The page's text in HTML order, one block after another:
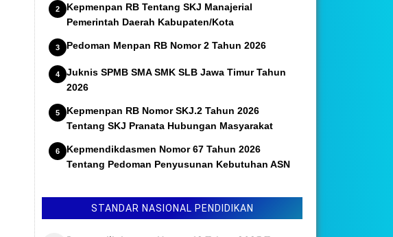
Kepmenpan RB Tentang SKJ Manajerial
Pemerintah Daerah Kabupaten/Kota
Pedoman Menpan RB Nomor 2 Tahun 2026
Juknis SPMB SMA SMK SLB Jawa Timur Tahun
2026
Kepmenpan RB Nomor SKJ.2 Tahun 2026
Tentang SKJ Pranata Hubungan Masyarakat
Kepmendikdasmen Nomor 67 Tahun 2026
Tentang Pedoman Penyusunan Kebutuhan ASN
STANDAR NASIONAL PENDIDIKAN